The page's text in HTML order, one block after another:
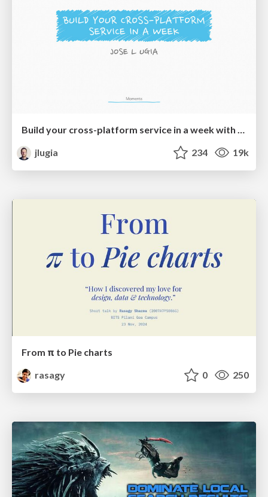
Build your cross-platform service in a week with App Engine
jlugia
234 19k
From π to Pie charts
rasagy
0 250